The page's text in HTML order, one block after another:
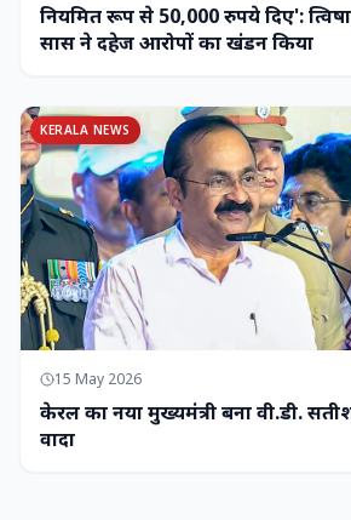
नियमित रूप से 50,000 रुपये दिए':
सास ने दहेज आरोपों का खंडन किया
KERALA NEWS
15 May 2026
केरल का नया मुख्यमंत्री बना वी.डी.
वादा